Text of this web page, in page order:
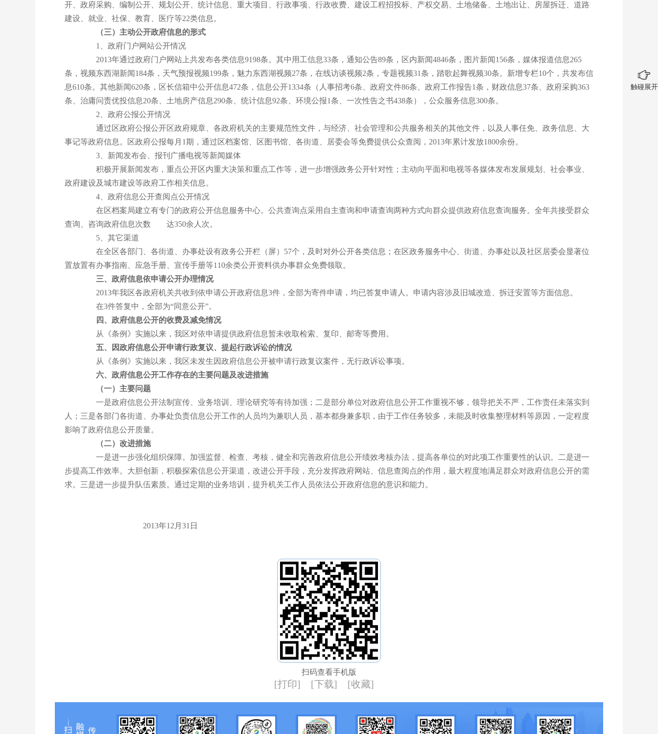
开、政府采购、编制公开、规划公开、统计信息、重大项目、行政事项、行政收费、建设工程招投标、产权交易、土地储备、土地出让、房屋拆迁、道路
建设、就业、社保、教育、医疗等22类信息。
（三）主动公开政府信息的形式
1、政府门户网站公开情况
2013年通过政府门户网站上共发布各类信息9198条。其中用工信息33条，通知公告89条，区内新闻4846条，图片新闻156条，媒体报道信息265
条，视频东西湖新闻184条，天气预报视频199条，魅力东西湖视频27条，在线访谈视频2条，专题视频31条，踏歌起舞视频30条。新增专栏10个，共发布信
息610条。其他新闻620条，区长信箱中公开信息472条，信息公开1334条（人事招考6条、政府文件86条、政府工作报告1条，财政信息37条、政府采购363
条、治庸问责优投信息20条、土地房产信息290条、统计信息92条、环境公报1条、一次性告之书438条），公众服务信息300条。
2、政府公报公开情况
通过区政府公报公开区政府规章、各政府机关的主要规范性文件，与经济、社会管理和公共服务相关的其他文件，以及人事任免、政务信息、大
事记等政府信息。区政府公报每月1期，通过区档案馆、区图书馆、各街道、居委会等免费提供公众查阅，2013年累计发放1800余份。
3、新闻发布会、报刊广播电视等新闻媒体
积极开展新闻发布，重点公开区内重大决策和重点工作等，进一步增强政务公开针对性；主动向平面和电视等各媒体发布发展规划、社会事业、
政府建设及城市建设等政府工作相关信息。
4、政府信息公开查阅点公开情况
在区档案局建立有专门的政府公开信息服务中心。公共查询点采用自主查询和申请查询两种方式向群众提供政府信息查询服务。全年共接受群众
查询、咨询政府信息次数 达350余人次。
5、其它渠道
在全区各部门、各街道、办事处设有政务公开栏（屏）57个，及时对外公开各类信息；在区政务服务中心、街道、办事处以及社区居委会显著位
置放置有办事指南、应急手册、宣传手册等110余类公开资料供办事群众免费领取。
三、政府信息依申请公开办理情况
2013年我区各政府机关共收到依申请公开政府信息3件，全部为寄件申请，均已答复申请人。申请内容涉及旧城改造、拆迁安置等方面信息。
在3件答复中，全部为“同意公开”。
四、政府信息公开的收费及减免情况
从《条例》实施以来，我区对依申请提供政府信息暂未收取检索、复印、邮寄等费用。
五、因政府信息公开申请行政复议、提起行政诉讼的情况
从《条例》实施以来，我区未发生因政府信息公开被申请行政复议案件，无行政诉讼事项。
六、政府信息公开工作存在的主要问题及改进措施
（一）主要问题
一是政府信息公开法制宣传、业务培训、理论研究等有待加强；二是部分单位对政府信息公开工作重视不够，领导把关不严，工作责任未落实到
人；三是各部门各街道、办事处负责信息公开工作的人员均为兼职人员，基本都身兼多职，由于工作任务较多，未能及时收集整理材料等原因，一定程度
影响了政府信息公开质量。
（二）改进措施
一是进一步强化组织保障。加强监督、检查、考核，健全和完善政府信息公开绩效考核办法，提高各单位的对此项工作重要性的认识。二是进一
步提高工作效率。大胆创新，积极探索信息公开渠道，改进公开手段，充分发挥政府网站、信息查阅点的作用，最大程度地满足群众对政府信息公开的需
求。三是进一步提升队伍素质。通过定期的业务培训，提升机关工作人员依法公开政府信息的意识和能力。
2013年12月31日
扫码查看手机版
[打印] [下载] [收藏]
触碰展开